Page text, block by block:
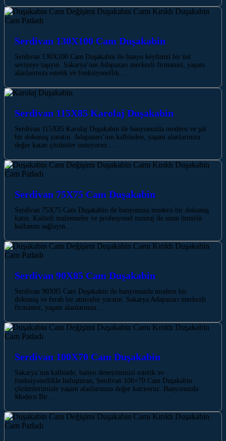
Serdivan 130X100 Cam Duşakabin
Serdivan 130X100 Cam Duşakabin ile banyo keyfinizi bir üst
seviyeye taşıyın. Sakarya’nın Adapazarı merkezli firmamız, yaşam
alanlarınıza estetik ve fonksiyonellik…
Serdivan 115X85 Karolaj Duşakabin
Serdivan 115X85 Karolaj Duşakabin ile banyonuzda modern ve şık
bir dokunuş yaratın. Adapazarı’nın kalbinden, yaşam alanlarınıza
değer katan çözümler sunuyoruz.…
Serdivan 75X75 Cam Duşakabin
Serdivan 75X75 Cam Duşakabin ile banyonuza modern bir dokunuş
katın. Kaliteli malzemeler ve profesyonel montaj ile uzun ömürlü
kullanım sağlayın.…
Serdivan 90X85 Cam Duşakabin
Serdivan 90X85 Cam Duşakabin ile banyonuzda modern bir
dokunuş ve ferah bir atmosfer yaratın. Sakarya Adapazarı merkezli
firmamız, yaşam alanlarınızı…
Serdivan 100X70 Cam Duşakabin
Sakarya’nın kalbinde, banyo deneyiminizi estetik ve
fonksiyonellikle buluşturan, Serdivan 100×70 Cam Duşakabin
çözümlerimizle yaşam alanlarınıza değer katıyoruz. Banyonuzda
Modern Bir…